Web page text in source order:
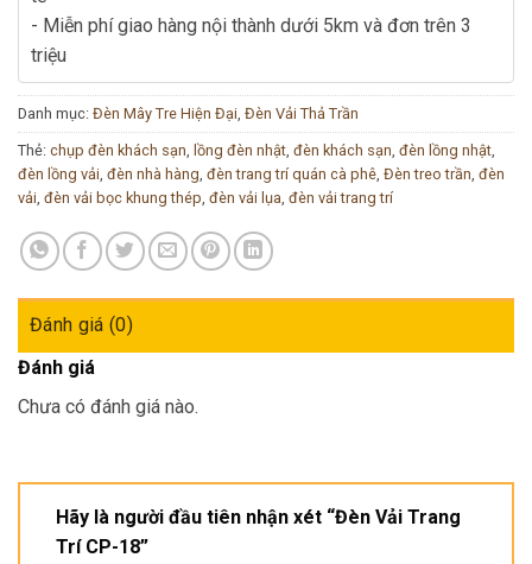
- Miễn phí giao hàng nội thành dưới 5km và đơn trên 3
triệu
Danh mục: Đèn Mây Tre Hiện Đại Đèn Vải Thả Trần
Thẻ: chụp đèn khách sạn lồng đèn nhật đèn khách sạn đèn lồng nhật
đèn lồng vải đèn nhà hàng đèn trang trí quán cà phê Đèn treo trần đèn
vải đèn vải bọc khung thép đèn vải lụa đèn vải trang trí
Đánh giá (0)
Đánh giá
Chưa có đánh giá nào.
Hãy là người đầu tiên nhận xét “Đèn Vải Trang
Trí CP-18”